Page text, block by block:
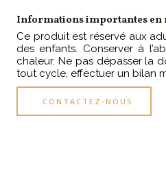
Informations importantes en
Ce produit est réservé aux
des enfants. Conserver à
chaleur. Ne pas dépasser la
tout cycle, effectuer un bilan
CONTACTEZ-NOUS